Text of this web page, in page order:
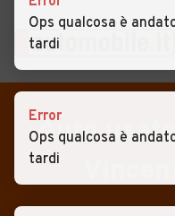
CERCA
Auto
Auto usate
Auto Km 0
VENDI
MAGAZINE
ACCEDI
Auto
Ops qualcosa è
tardi
Error
Ops qualcosa è
tardi